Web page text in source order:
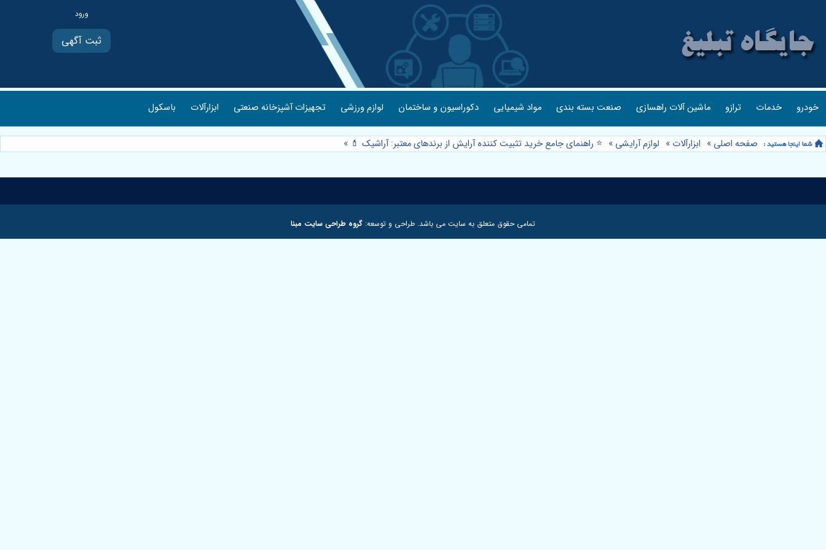
ثبت آگهی
خودرو خدمات ترازو ماشین آلات راهسازی صنعت بسته بندی مواد شیمیایی دکوراسیون و ساختمان لوازم ورزشی تجهیزات آشپزخانه صنعتی ابزارآلات باسکول
صفحه اصلی » ابزارآلات » لوازم آرایشی » ⭐️ راهنمای جامع خرید تثبیت کننده آرایش از برندهای معتبر: آراشیک 💄 »
تمامی حقوق متعلق به سایت می باشد. طراحی و توسعه: گروه طراحی سایت مبنا